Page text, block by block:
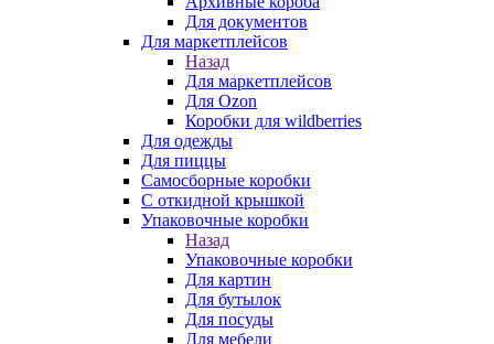
Для документов
Для маркетплейсов
Назад
Для маркетплейсов
Для Ozon
Коробки для wildberries
Для одежды
Для пиццы
Самосборные коробки
С откидной крышкой
Упаковочные коробки
Назад
Упаковочные коробки
Для картин
Для бутылок
Для посуды
Для мебели